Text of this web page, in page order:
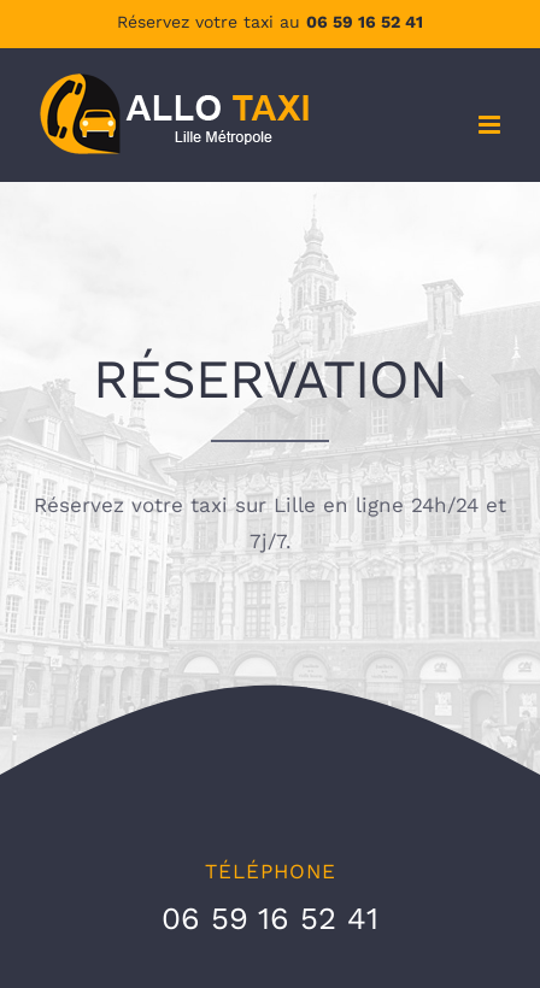
au
contenu
Réservez votre taxi au 06 59 16 52 41
RÉSERVATION
Réservez votre taxi sur Lille en ligne 24h/24 et
7j/7.
TÉLÉPHONE
06 59 16 52 41